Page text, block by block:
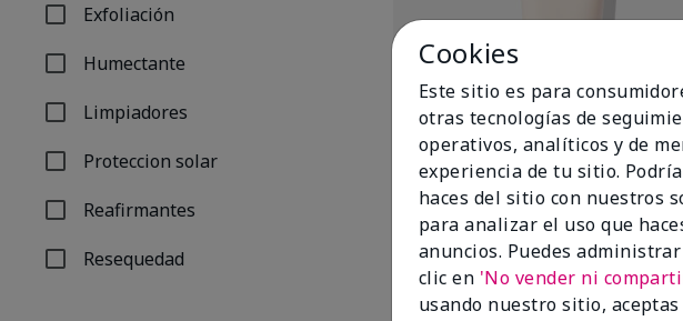
Exfoliación
Refinar por Problema: Exfoliación
Humectante
Refinar por Problema: Humectante
Limpiadores
Refinar por Problema: Limpiadores
Proteccion solar
Refinar por Problema: Proteccion solar
Reafirmantes
Refinar por Problema: Reafirmantes
Resequedad
Refinar por Problema: Resequedad
TimeWise® 4-in-1 Cleanser
Normal/Reseca
Cookies
Este sitio es para
otras tecnologías de
operativos, analíticos y de
experiencia de tu sitio.
haces del sitio con nuestros
para analizar el uso que
anuncios. Puedes
clic en 'No vender ni
usando nuestro sitio,